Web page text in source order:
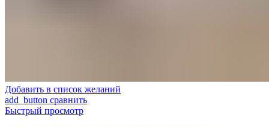
Добавить в список желаний
add_button сравнить
Быстрый просмотр